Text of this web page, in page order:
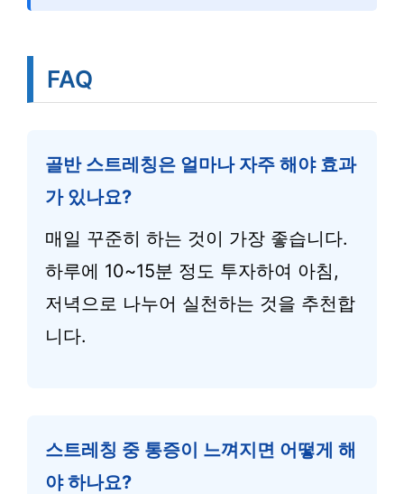
FAQ
골반 스트레칭은 얼마나 자주 해야 효과
가 있나요?
매일 꾸준히 하는 것이 가장 좋습니다.
하루에 10~15분 정도 투자하여 아침,
저녁으로 나누어 실천하는 것을 추천합
니다.
스트레칭 중 통증이 느껴지면 어떻게 해
야 하나요?